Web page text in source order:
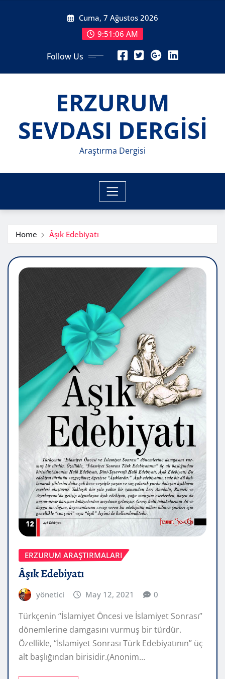
Cuma, 7 Ağustos 2026
9:51:08 AM
Follow Us
ERZURUM
SEVDASI DERGİSİ
Araştırma Dergisi
Home Âşık Edebiyatı
ERZURUM ARAŞTIRMALARI
Âşık Edebiyatı
yönetici May 12, 2021 0
Türkçenin “İslamiyet Öncesi ve İslamiyet Sonrası”
dönemlerine damgasını vurmuş bir türdür.
Özellikle, “İslamiyet Sonrası Türk Edebiyatının” üç
alt başlığından birisidir.(Anonim…